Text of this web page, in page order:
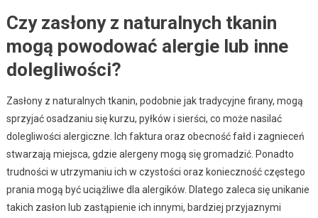
Czy zasłony z naturalnych tkanin
mogą powodować alergie lub inne
dolegliwości?
Zasłony z naturalnych tkanin, podobnie jak tradycyjne firany, mogą
sprzyjać osadzaniu się kurzu, pyłków i sierści, co może nasilać
dolegliwości alergiczne. Ich faktura oraz obecność fałd i zagnieceń
stwarzają miejsca, gdzie alergeny mogą się gromadzić. Ponadto
trudności w utrzymaniu ich w czystości oraz konieczność częstego
prania mogą być uciążliwe dla alergików. Dlatego zaleca się unikanie
takich zasłon lub zastąpienie ich innymi, bardziej przyjaznymi